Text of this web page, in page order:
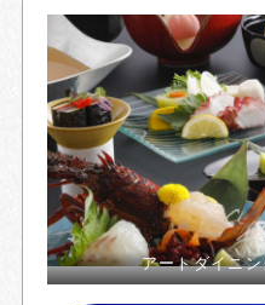
アートダイニ